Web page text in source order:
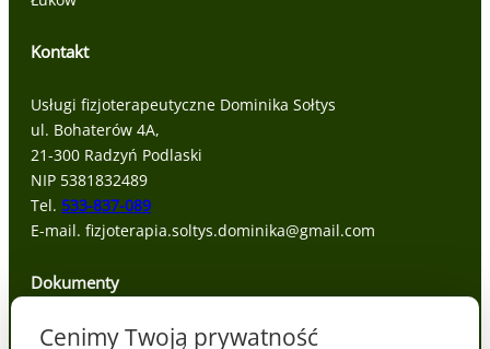
Kontakt
Usługi fizjoterapeutyczne Dominika Sołtys
ul. Bohaterów 4A,
21-300 Radzyń Podlaski
NIP 5381832489
Tel. 533-837-089
E-mail. fizjoterapia.soltys.dominika@gmail.com
Dokumenty
Polityka prywatności
Cenimy Twoją prywatność